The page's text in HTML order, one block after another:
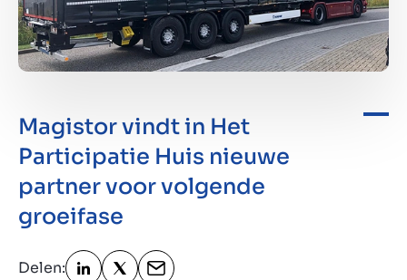
Bedrijf kopen
Investeren
Insights
Over ons
Contact
NL
Magistor vindt in Het
Participatie Huis nieuwe
partner voor volgende
groeifase
Delen: